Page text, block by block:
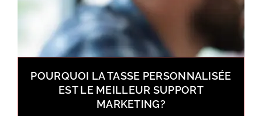
POURQUOI LA TASSE PERSONNALISÉE
EST LE MEILLEUR SUPPORT
MARKETING?